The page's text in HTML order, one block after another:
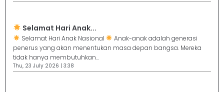
Selamat Hari Anak...
Selamat Hari Anak Nasional
Anak-anak adalah generasi
penerus yang akan menentukan masa depan bangsa. Mereka
tidak hanya membutuhkan...
Thu, 23 July 2026 | 3:38